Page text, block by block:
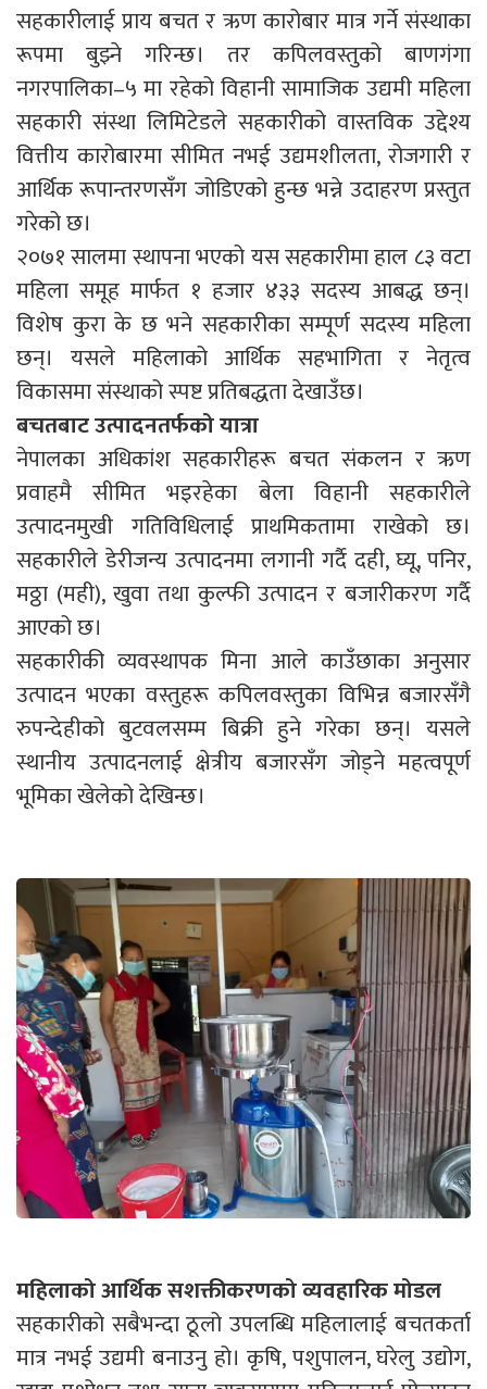
सहकारीलाई प्राय बचत र ऋण कारोबार मात्र गर्ने संस्थाका
रूपमा बुझ्ने गरिन्छ। तर कपिलवस्तुको बाणगंगा
नगरपालिका–५ मा रहेको विहानी सामाजिक उद्यमी महिला
सहकारी संस्था लिमिटेडले सहकारीको वास्तविक उद्देश्य
वित्तीय कारोबारमा सीमित नभई उद्यमशीलता, रोजगारी र
आर्थिक रूपान्तरणसँग जोडिएको हुन्छ भन्ने उदाहरण प्रस्तुत
गरेको छ।
२०७१ सालमा स्थापना भएको यस सहकारीमा हाल ८३ वटा
महिला समूह मार्फत १ हजार ४३३ सदस्य आबद्ध छन्।
विशेष कुरा के छ भने सहकारीका सम्पूर्ण सदस्य महिला
छन्। यसले महिलाको आर्थिक सहभागिता र नेतृत्व
विकासमा संस्थाको स्पष्ट प्रतिबद्धता देखाउँछ।
बचतबाट उत्पादनतर्फको यात्रा
नेपालका अधिकांश सहकारीहरू बचत संकलन र ऋण
प्रवाहमै सीमित भइरहेका बेला विहानी सहकारीले
उत्पादनमुखी गतिविधिलाई प्राथमिकतामा राखेको छ।
सहकारीले डेरीजन्य उत्पादनमा लगानी गर्दै दही, घ्यू, पनिर,
मठ्ठा (मही), खुवा तथा कुल्फी उत्पादन र बजारीकरण गर्दै
आएको छ।
सहकारीकी व्यवस्थापक मिना आले काउँछाका अनुसार
उत्पादन भएका वस्तुहरू कपिलवस्तुका विभिन्न बजारसँगै
रुपन्देहीको बुटवलसम्म बिक्री हुने गरेका छन्। यसले
स्थानीय उत्पादनलाई क्षेत्रीय बजारसँग जोड्ने महत्वपूर्ण
भूमिका खेलेको देखिन्छ।
महिलाको आर्थिक सशक्तीकरणको व्यवहारिक मोडल
सहकारीको सबैभन्दा ठूलो उपलब्धि महिलालाई बचतकर्ता
मात्र नभई उद्यमी बनाउनु हो। कृषि, पशुपालन, घरेलु उद्योग,